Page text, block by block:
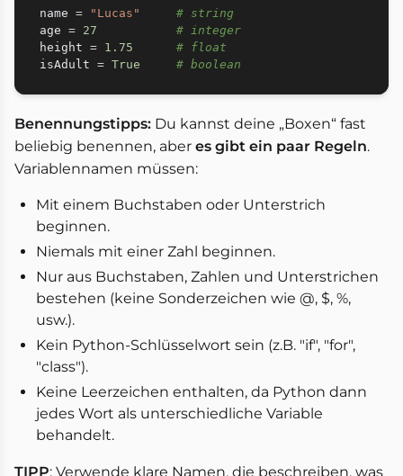
name = "Lucas"
# string
age = 27
# integer
height = 1.75
# float
isAdult = True # boolean
Benennungstipps: Du kannst deine „Boxen“ fast
beliebig benennen, aber es gibt ein paar Regeln.
Variablennamen müssen:
Mit einem Buchstaben oder Unterstrich
beginnen.
Niemals mit einer Zahl beginnen.
Nur aus Buchstaben, Zahlen und Unterstrichen
bestehen (keine Sonderzeichen wie @, $, %,
usw.).
Kein Python-Schlüsselwort sein (z.B. "if", "for",
"class").
Keine Leerzeichen enthalten, da Python dann
jedes Wort als unterschiedliche Variable
behandelt.
TIPP: Verwende klare Namen, die beschreiben, was